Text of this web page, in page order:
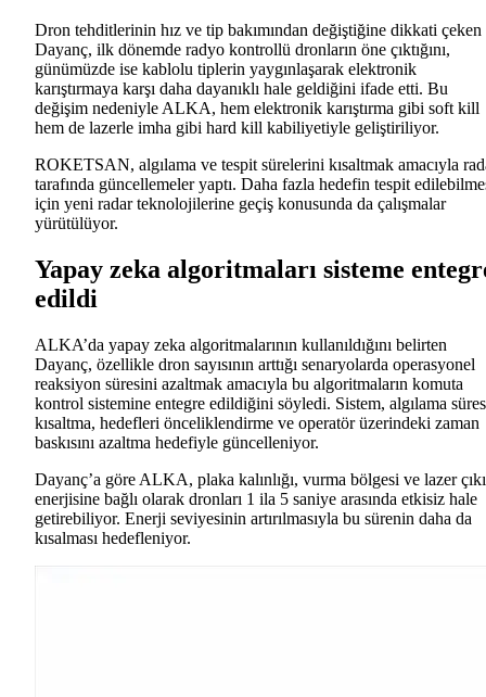
Dron tehditlerinin hız ve tip bakımından değiştiğine dikkati çeken
Dayanç, ilk dönemde radyo kontrollü dronların öne çıktığını,
günümüzde ise kablolu tiplerin yaygınlaşarak elektronik
karıştırmaya karşı daha dayanıklı hale geldiğini ifade etti. Bu
değişim nedeniyle ALKA, hem elektronik karıştırma gibi soft kill
hem de lazerle imha gibi hard kill kabiliyetiyle geliştiriliyor.
ROKETSAN, algılama ve tespit sürelerini kısaltmak amacıyla
tarafında güncellemeler yaptı. Daha fazla hedefin tespit
için yeni radar teknolojilerine geçiş konusunda da çalışmalar
yürütülüyor.
Yapay zeka algoritmaları sisteme
edildi
ALKA’da yapay zeka algoritmalarının kullanıldığını belirten
Dayanç, özellikle dron sayısının arttığı senaryolarda operasyonel
reaksiyon süresini azaltmak amacıyla bu algoritmaların komuta
kontrol sistemine entegre edildiğini söyledi. Sistem, algılama
kısaltma, hedefleri önceliklendirme ve operatör üzerindeki zaman
baskısını azaltma hedefiyle güncelleniyor.
Dayanç’a göre ALKA, plaka kalınlığı, vurma bölgesi ve lazer
enerjisine bağlı olarak dronları 1 ila 5 saniye arasında etkisiz hale
getirebiliyor. Enerji seviyesinin artırılmasıyla bu sürenin daha da
kısalması hedefleniyor.